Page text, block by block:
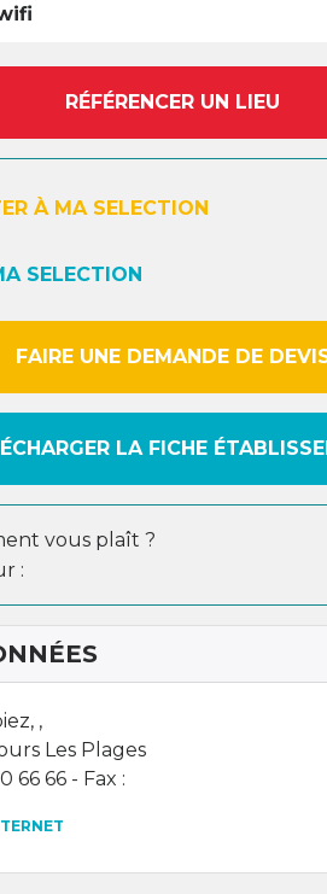
RÉFÉRENCER UN LIEU
À MA SELECTION
SELECTION
FAIRE UNE DEMANDE DE
LA FICHE
vous plaît ?
:
,
Les Plages
66 66 - Fax :